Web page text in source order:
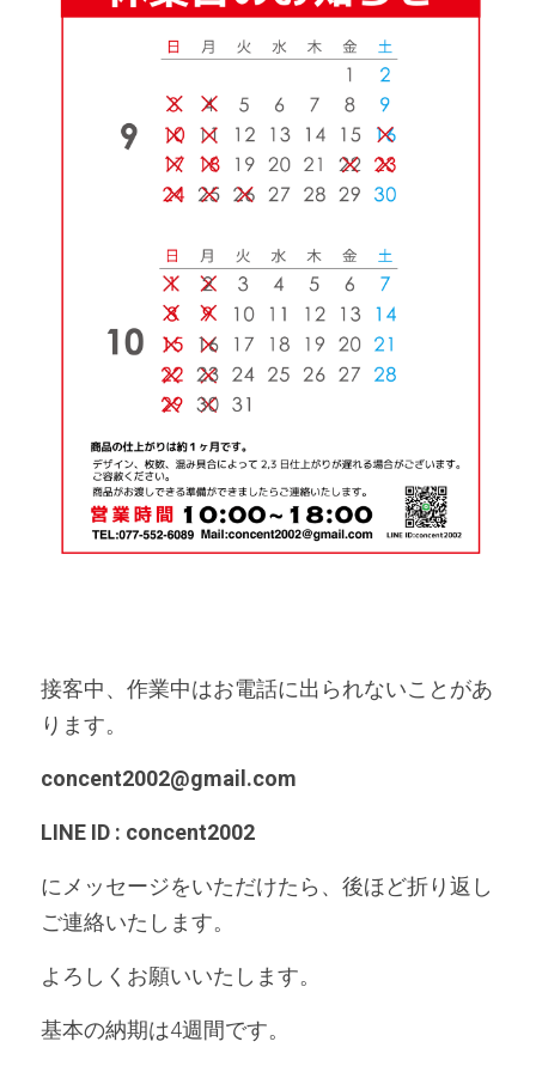
接客中、作業中はお電話に出られないことがあ
ります。
concent2002@gmail.com
LINE ID : concent2002
にメッセージをいただけたら、後ほど折り返し
ご連絡いたします。
よろしくお願いいたします。
基本の納期は4週間です。